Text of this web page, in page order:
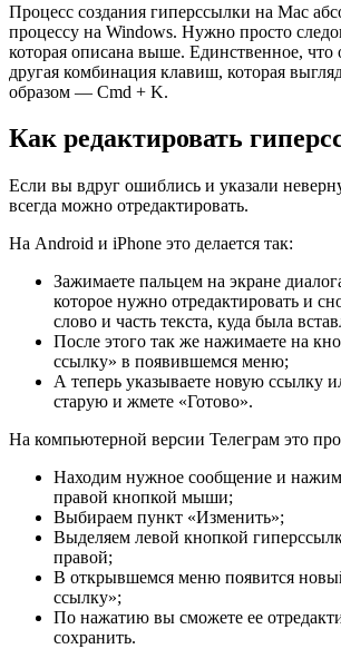
Процесс создания гиперссылки на Mac
процессу на Windows. Нужно просто
которая описана выше. Единственное, что
другая комбинация клавиш, которая
образом — Cmd + K.
Как редактировать
Если вы вдруг ошиблись и указали
всегда можно отредактировать.
На Android и iPhone это делается так:
Зажимаете пальцем на экране
которое нужно отредактировать и
слово и часть текста, куда была
После этого так же нажимаете на
ссылку» в появившемся меню;
А теперь указываете новую ссылку
старую и жмете «Готово».
На компьютерной версии Телеграм это
Находим нужное сообщение и
правой кнопкой мыши;
Выбираем пункт «Изменить»;
Выделяем левой кнопкой
правой;
В открывшемся меню появится
ссылку»;
По нажатию вы сможете ее
сохранить.